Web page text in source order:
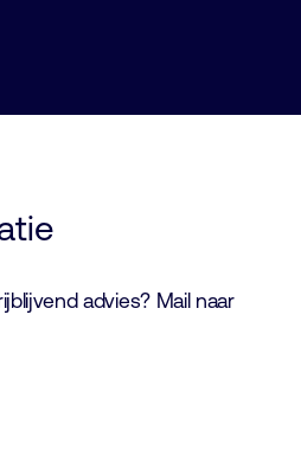
advies? Mail naar